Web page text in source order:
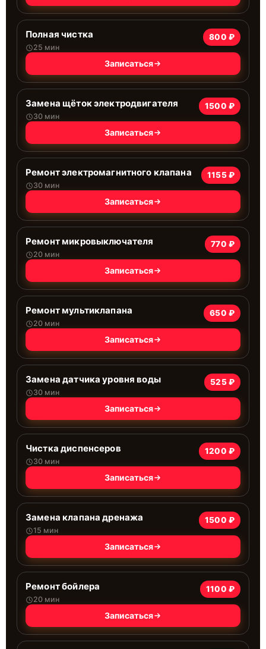
Полная чистка
25 мин
800 ₽
Записаться
Замена щёток электродвигателя
30 мин
1500 ₽
Записаться
Ремонт электромагнитного клапана
30 мин
1155 ₽
Записаться
Ремонт микровыключателя
20 мин
770 ₽
Записаться
Ремонт мультиклапана
20 мин
650 ₽
Записаться
Замена датчика уровня воды
30 мин
525 ₽
Записаться
Чистка диспенсеров
30 мин
1200 ₽
Записаться
Замена клапана дренажа
15 мин
1500 ₽
Записаться
Ремонт бойлера
20 мин
1100 ₽
Записаться